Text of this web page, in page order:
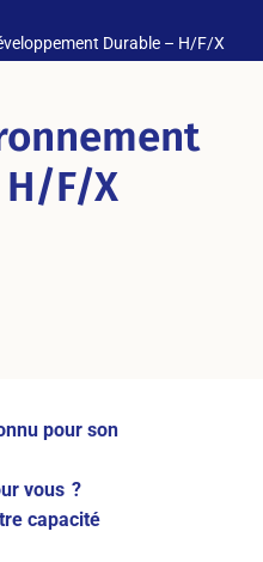
Durable – H/F/X
F/X
pour son
vous ?
capacité